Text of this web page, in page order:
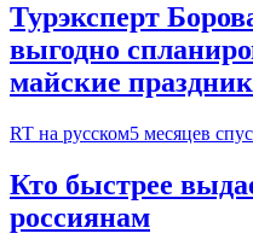
Турэксперт
выгодно
майские
RT на русском5 месяцев
Кто быстрее
россиянам